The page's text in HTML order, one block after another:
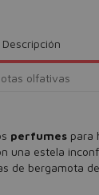
Descripción
olfativas
perfumes para
una estela
de bergamota